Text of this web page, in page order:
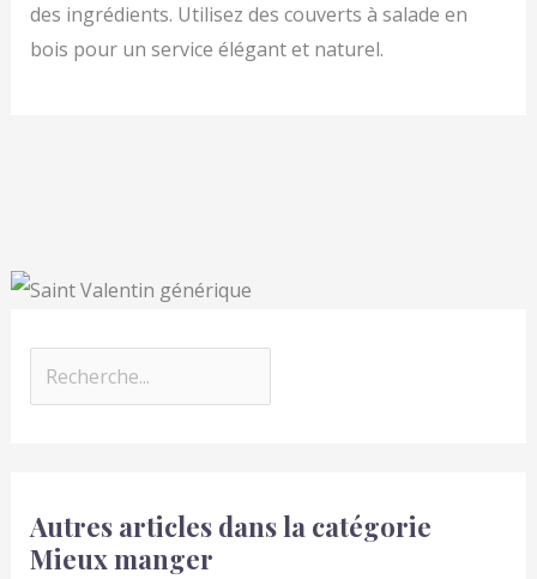
des ingrédients. Utilisez des couverts à salade en
bois pour un service élégant et naturel.
Autres articles dans la catégorie
Mieux manger